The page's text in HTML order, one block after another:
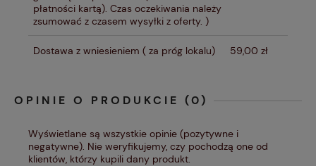
płatności kartą). Czas oczekiwania należy
zsumować z czasem wysyłki z oferty. )
Dostawa z wniesieniem ( za próg lokalu) 59,00 zł
OPINIE O PRODUKCIE (0)
Wyświetlane są wszystkie opinie (pozytywne i
negatywne). Nie weryfikujemy, czy pochodzą one od
klientów, którzy kupili dany produkt.